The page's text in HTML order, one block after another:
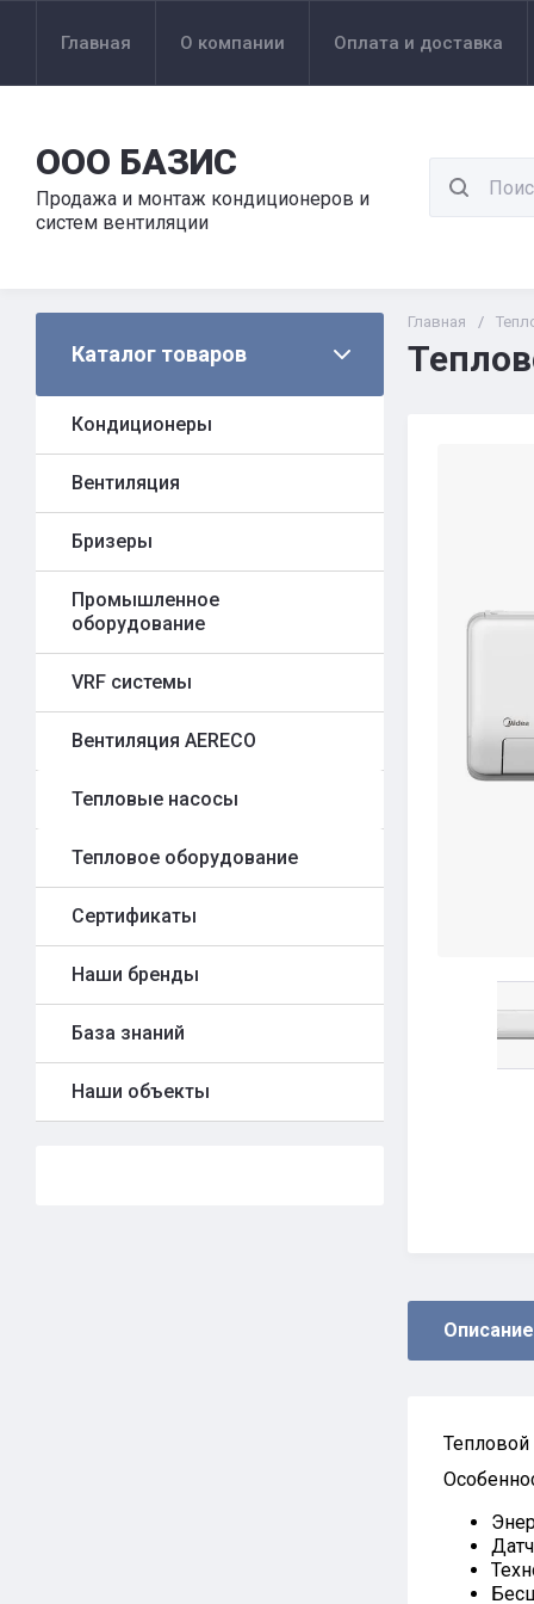
Главная О компании Оплата и доставка
ООО БАЗИС
Продажа и монтаж кондиционеров и
систем вентиляции
Каталог товаров
Кондиционеры
Вентиляция
Бризеры
Промышленное
оборудование
VRF системы
Вентиляция AERECO
Тепловые насосы
Тепловое оборудование
Сертификаты
Наши бренды
База знаний
Наши объекты
Главная /
Описание
Тепловой